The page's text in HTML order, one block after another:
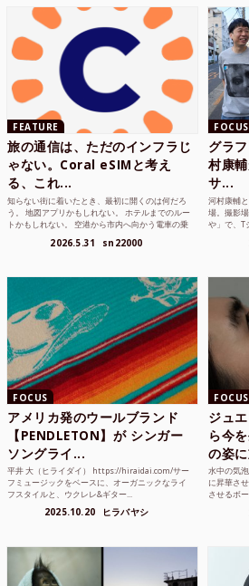
FEATURE
旅の通信は、ただのインフラじ
ゃない。Coral eSIMと考え
る、これ...
知らない街に着いたとき、最初に開くのは何だろ
う。 地図アプリかもしれない。 ホテルまでのルー
トかもしれない。 空港から市内へ向かう電車の乗
2026.5.31 sn22000
FOCUS
グラ
村康
サ...
河村康輔
場。撮影
や」で、T
FOCUS
アメリカ発のウールブランド
【PENDLETON】が シンガー
ソングライ...
平井 大（ヒライダイ） https://hiraidai.com/サー
フミュージックをベースに、オーガニックなライ
フスタイルと、ウクレレ&ギター...
2025.10.20 ヒラバヤシ
FOCUS
ジュ
ら今
の姿
水中の気
に昇華さ
させるボ